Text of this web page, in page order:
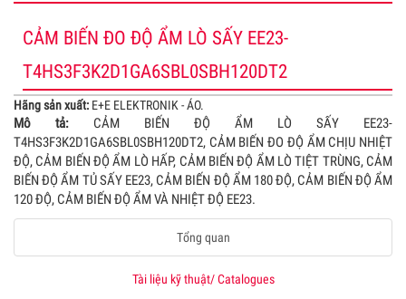
CẢM BIẾN ĐO ĐỘ ẨM LÒ SẤY EE23-
T4HS3F3K2D1GA6SBL0SBH120DT2
Hãng sản xuất: E+E ELEKTRONIK - ÁO.
Mô tả: CẢM BIẾN ĐỘ ẨM LÒ SẤY EE23-
T4HS3F3K2D1GA6SBL0SBH120DT2, CẢM BIẾN ĐO ĐỘ ẨM CHỊU NHIỆT
ĐỘ, CẢM BIẾN ĐỘ ẨM LÒ HẤP, CẢM BIẾN ĐỘ ẨM LÒ TIỆT TRÙNG, CẢM
BIẾN ĐỘ ẨM TỦ SẤY EE23, CẢM BIẾN ĐỘ ẨM 180 ĐỘ, CẢM BIẾN ĐỘ ẨM
120 ĐỘ, CẢM BIẾN ĐỘ ẨM VÀ NHIỆT ĐỘ EE23.
Tổng quan
Tài liệu kỹ thuật/ Catalogues